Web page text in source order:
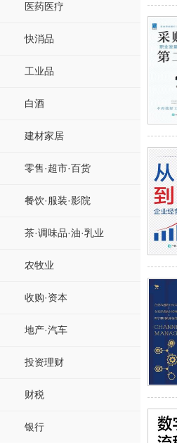
医药医疗
快消品
工业品
白酒
建材家居
零售·超市·百货
餐饮·服装·影院
茶·调味品·油·乳业
农牧业
收购·资本
地产·汽车
投资理财
财税
银行